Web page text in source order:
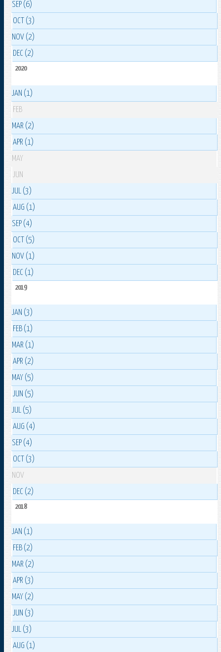
SEP (6)
OCT (3)
NOV (2)
DEC (2)
2020
JAN (1)
FEB
MAR (2)
APR (1)
MAY
JUN
JUL (3)
AUG (1)
SEP (4)
OCT (5)
NOV (1)
DEC (1)
2019
JAN (3)
FEB (1)
MAR (1)
APR (2)
MAY (5)
JUN (5)
JUL (5)
AUG (4)
SEP (4)
OCT (3)
NOV
DEC (2)
2018
JAN (1)
FEB (2)
MAR (2)
APR (3)
MAY (2)
JUN (3)
JUL (3)
AUG (1)